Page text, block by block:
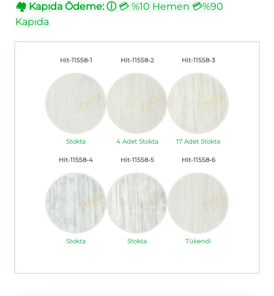
🏘 Kapıda Ödeme: ⓘ💳 %10 Hemen 💳%90
Kapıda
Hit-11558-1
Stokta
Hit-11558-2
4 Adet Stokta
Hit-11558-3
17 Adet Stokta
Hit-11558-4
Stokta
Hit-11558-5
Stokta
Hit-11558-6
Tükendi